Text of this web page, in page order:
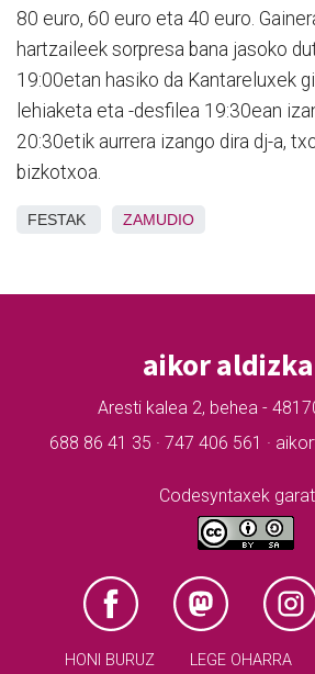
80 euro, 60 euro eta 40 euro.
hartzaileek sorpresa bana jasoko
19:00etan hasiko da Kantareluxek
lehiaketa eta -desfilea 19:30ean
20:30etik aurrera izango dira dj-a,
bizkotxoa.
FESTAK ZAMUDIO
aikor
Aresti kalea 2, behea -
688 86 41 35 · 747 406 561 ·
Codesyntaxek
HONI BURUZ LEGE OHARRA